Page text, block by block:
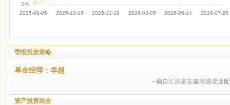
季报投资策略
基金经理：李超
--摘自汇添富安鑫智选灵活
资产投资组合